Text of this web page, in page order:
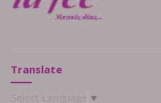
Translate
▼